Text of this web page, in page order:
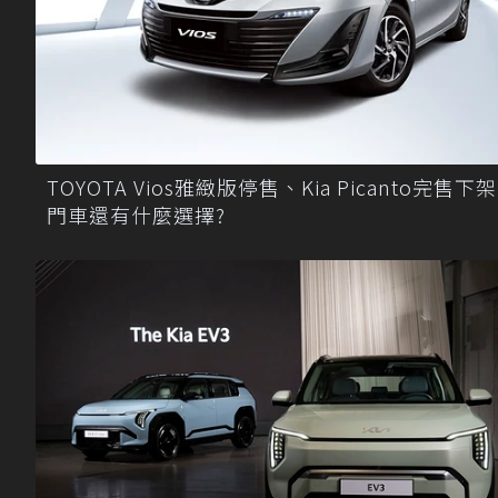
TOYOTA Vios雅緻版停售、Kia Picanto完售下
門車還有什麼選擇?